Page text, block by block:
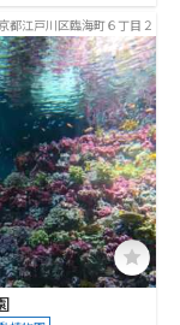
都江戸川区臨海町６丁目２